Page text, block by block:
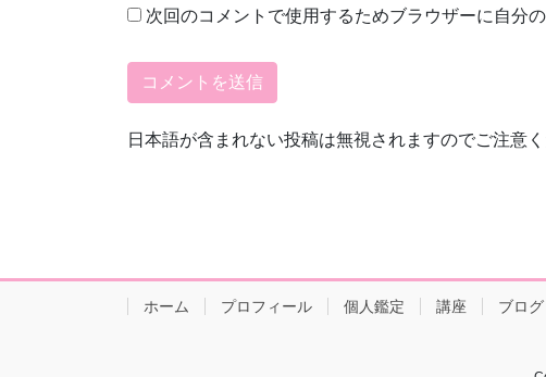
次回のコメントで使用するためブラウザーに自分
日本語が含まれない投稿は無視されますのでご注意
ホーム プロフィール 個人鑑定 講座 ブログ